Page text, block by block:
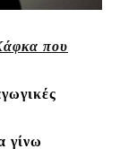
που
γίνω